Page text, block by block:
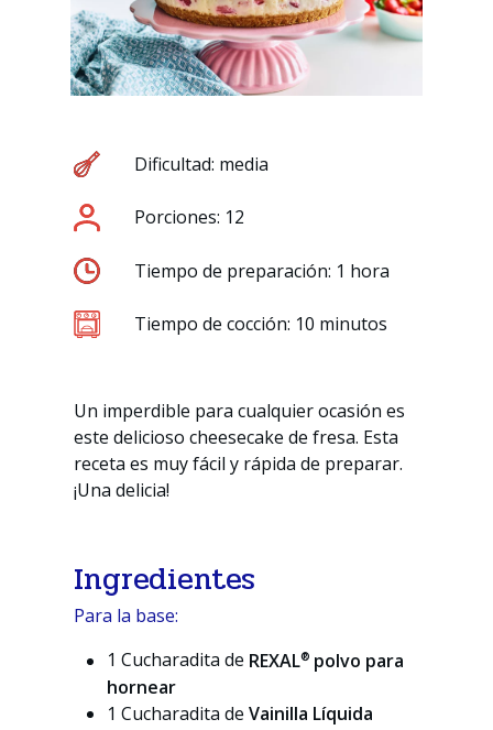
Dificultad: media
Porciones: 12
Tiempo de preparación: 1 hora
Tiempo de cocción: 10 minutos
Un imperdible para cualquier ocasión es
este delicioso cheesecake de fresa. Esta
receta es muy fácil y rápida de preparar.
¡Una delicia!
Ingredientes
Para la base:
1 Cucharadita de REXAL® polvo para
hornear
1 Cucharadita deVainilla Líquida